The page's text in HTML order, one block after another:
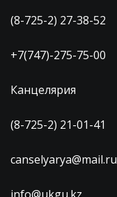
(8-725-2) 27-38-52
+7(747)-275-75-00
Канцелярия
(8-725-2) 21-01-41
canselyarya@mail.ru